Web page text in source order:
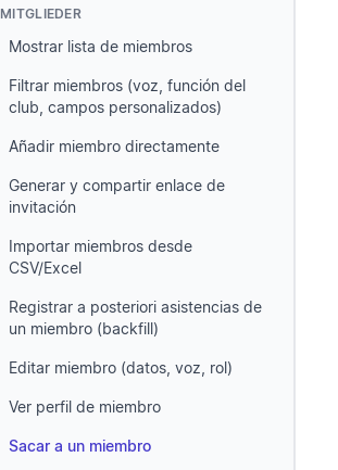
MITGLIEDER
Mostrar lista de miembros
Filtrar miembros (voz, función del
club, campos personalizados)
Añadir miembro directamente
Generar y compartir enlace de
invitación
Importar miembros desde
CSV/Excel
Registrar a posteriori asistencias de
un miembro (backfill)
Editar miembro (datos, voz, rol)
Ver perfil de miembro
Sacar a un miembro